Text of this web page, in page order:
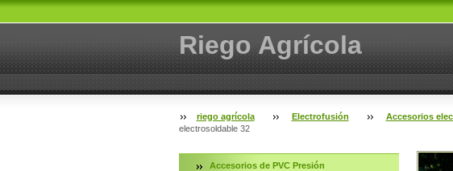
Riego Agrícola
riego agrícola Electrofusión Accesorios
electrosoldable 32
Accesorios de PVC Presión